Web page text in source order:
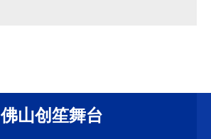
佛山创笙舞台